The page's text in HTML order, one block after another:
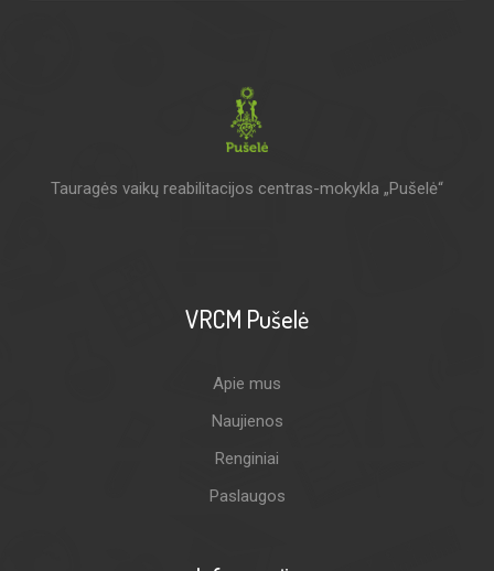
Tauragės vaikų reabilitacijos centras-mokykla „Pušelė“
VRCM Pušelė
Apie mus
Naujienos
Renginiai
Paslaugos